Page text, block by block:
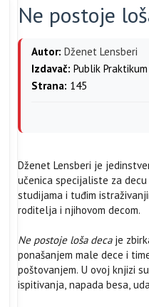
Ne postoje
Autor: Dženet Lensberi
Izdavač: Publik Praktikum
Strana: 145
Dženet Lensberi je
učenica specijaliste za
studijama i tuđim
roditelja i njihovom decom.
Ne postoje loša decaje
ponašanjem male dece i
poštovanjem. U ovoj knjizi
ispitivanja, napada besa,